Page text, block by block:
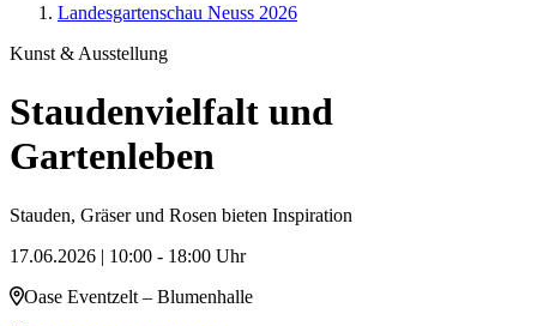
Landesgartenschau Neuss 2026
Kunst & Ausstellung
Staudenvielfalt und
Gartenleben
Stauden, Gräser und Rosen bieten Inspiration
17.06.2026 | 10:00 - 18:00 Uhr
Oase Eventzelt – Blumenhalle